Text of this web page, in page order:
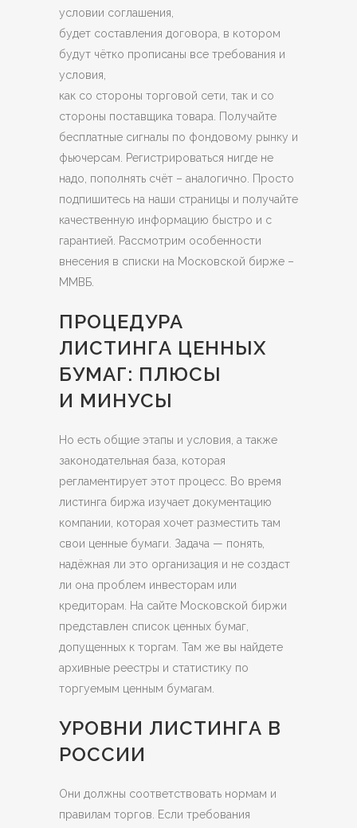
условии соглашения,
будет составления договора, в котором
будут чётко прописаны все требования и
условия,
как со стороны торговой сети, так и со
стороны поставщика товара. Получайте
бесплатные сигналы по фондовому рынку и
фьючерсам. Регистрироваться нигде не
надо, пополнять счёт – аналогично. Просто
подпишитесь на наши страницы и получайте
качественную информацию быстро и с
гарантией. Рассмотрим особенности
внесения в списки на Московской бирже –
ММВБ.
ПРОЦЕДУРА
ЛИСТИНГА ЦЕННЫХ
БУМАГ: ПЛЮСЫ
И МИНУСЫ
Но есть общие этапы и условия, а также
законодательная база, которая
регламентирует этот процесс. Во время
листинга биржа изучает документацию
компании, которая хочет разместить там
свои ценные бумаги. Задача — понять,
надёжная ли это организация и не создаст
ли она проблем инвесторам или
кредиторам. На сайте Московской биржи
представлен список ценных бумаг,
допущенных к торгам. Там же вы найдете
архивные реестры и статистику по
торгуемым ценным бумагам.
УРОВНИ ЛИСТИНГА В
РОССИИ
Они должны соответствовать нормам и
правилам торгов. Если требования